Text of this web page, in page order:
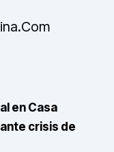
en Casa
crisis de